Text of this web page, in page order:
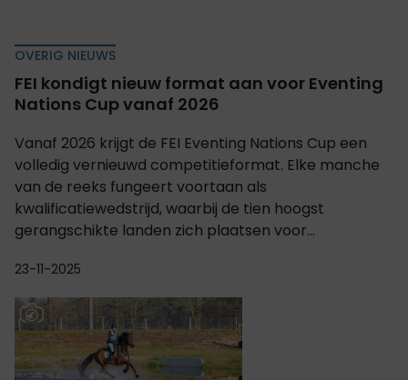
OVERIG NIEUWS
FEI kondigt nieuw format aan voor Eventing
Nations Cup vanaf 2026
Vanaf 2026 krijgt de FEI Eventing Nations Cup een
volledig vernieuwd competitieformat. Elke manche
van de reeks fungeert voortaan als
kwalificatiewedstrijd, waarbij de tien hoogst
gerangschikte landen zich plaatsen voor...
23-11-2025